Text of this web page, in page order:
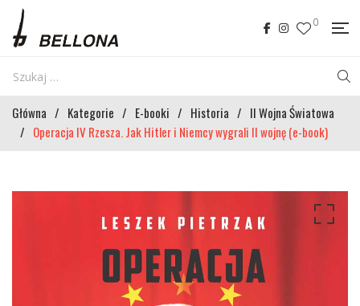
0
Główna / Kategorie / E-booki / Historia / II Wojna Światowa
/ Operacja IV Rzesza. Jak Hitler i Niemcy wygrali II wojnę (e-book)